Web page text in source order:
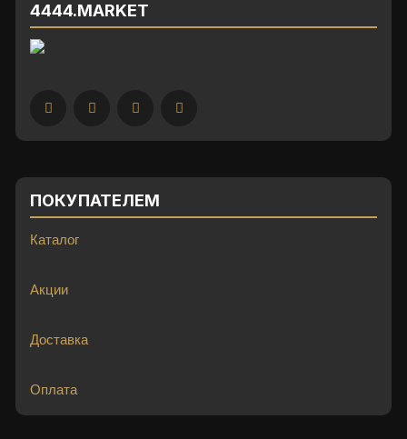
4444.MARKET
ПОКУПАТЕЛЕМ
Каталог
Акции
Доставка
Оплата